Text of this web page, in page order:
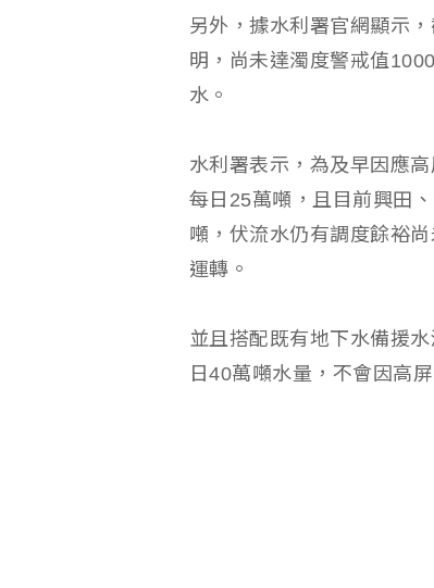
另外，據水利署官網顯示
明，尚未達濁度警戒值
水。
水利署表示，為及早因應
每日25萬噸，且目前興田
噸，伏流水仍有調度餘裕
運轉。
並且搭配既有地下水備援
日40萬噸水量，不會因高